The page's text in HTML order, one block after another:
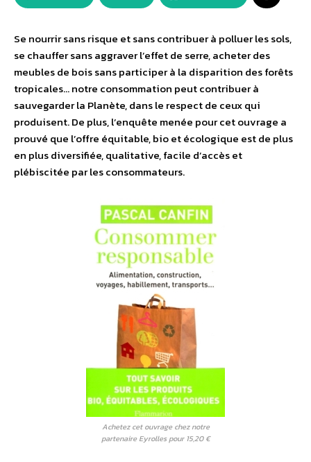
Se nourrir sans risque et sans contribuer à polluer les sols,
se chauffer sans aggraver l’effet de serre, acheter des
meubles de bois sans participer à la disparition des forêts
tropicales… notre consommation peut contribuer à
sauvegarder la Planète, dans le respect de ceux qui
produisent. De plus, l’enquête menée pour cet ouvrage a
prouvé que l’offre équitable, bio et écologique est de plus
en plus diversifiée, qualitative, facile d’accès et
plébiscitée par les consommateurs.
Achetez cet ouvrage chez notre
partenaire Eyrolles pour 15,20 €